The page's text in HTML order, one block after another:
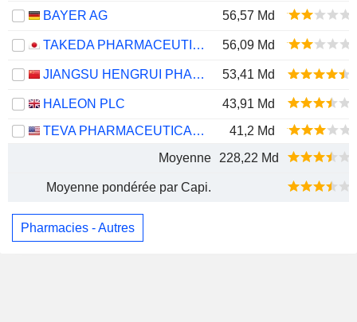
BAYER AG 56,57 Md
TAKEDA PHARMACEUTICAL COMPANY LIMITED 56,09 Md
JIANGSU HENGRUI PHARMACEUTICALS CO.,LTD 53,41 Md
HALEON PLC
43,91 Md
TEVA PHARMACEUTICAL INDUSTRIES LIMITED
41,2 Md
Moyenne
228,22 Md
Moyenne pondérée par Capi.
Pharmacies - Autres